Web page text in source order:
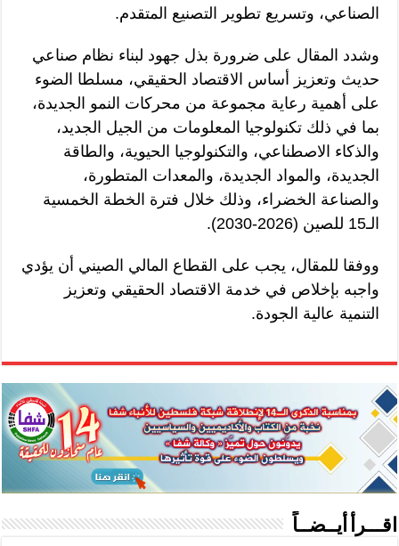
الصناعي، وتسريع تطوير التصنيع المتقدم.
وشدد المقال على ضرورة بذل جهود لبناء نظام صناعي
حديث وتعزيز أساس الاقتصاد الحقيقي، مسلطا الضوء
على أهمية رعاية مجموعة من محركات النمو الجديدة،
بما في ذلك تكنولوجيا المعلومات من الجيل الجديد،
والذكاء الاصطناعي، والتكنولوجيا الحيوية، والطاقة
الجديدة، والمواد الجديدة، والمعدات المتطورة،
والصناعة الخضراء، وذلك خلال فترة الخطة الخمسية
الـ15 للصين (2026-2030).
ووفقا للمقال، يجب على القطاع المالي الصيني أن يؤدي
واجبه بإخلاص في خدمة الاقتصاد الحقيقي وتعزيز
التنمية عالية الجودة.
اقـــرأ أيــضــاً